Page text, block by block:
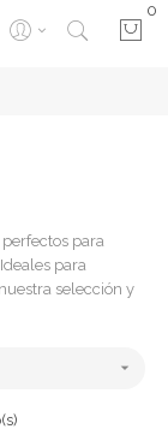
0
para
para
selección y
